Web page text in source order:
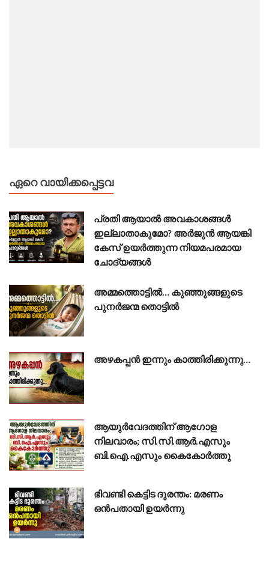
ഏറെ വായിക്കപ്പെട്ടവ
പ്രതി ആയാൽ അവകാശങ്ങൾ
ഇല്ലാതാകുമോ? അർജുൻ ആയങ്കി
കേസ് ഉയർത്തുന്ന നിയമപരമായ
ചോദ്യങ്ങൾ
അമ്മത്തൊട്ടിൽ… കുഞ്ഞുങ്ങളുടെ
പുനർജന്മ തൊട്ടിൽ
അഴകപ്പൻ ഇന്നും കാത്തിരിക്കുന്നു…
ആയുർവേദത്തിന് ആഗോള
നിലവാരം; സി.സി.ആർ.എസും
ബി.ഐ.എസും കൈകോർത്തു
ഭിവണ്ടി കെട്ടിട ദുരന്തം: മരണം
ഒൻപതായി ഉയർന്നു